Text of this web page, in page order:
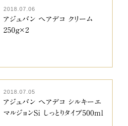
2018.07.06
アジュバン ヘアデコ クリーム
250g×2
2018.07.05
アジュバン ヘアデコ シルキーエ
マルジョンSi しっとりタイプ500ml